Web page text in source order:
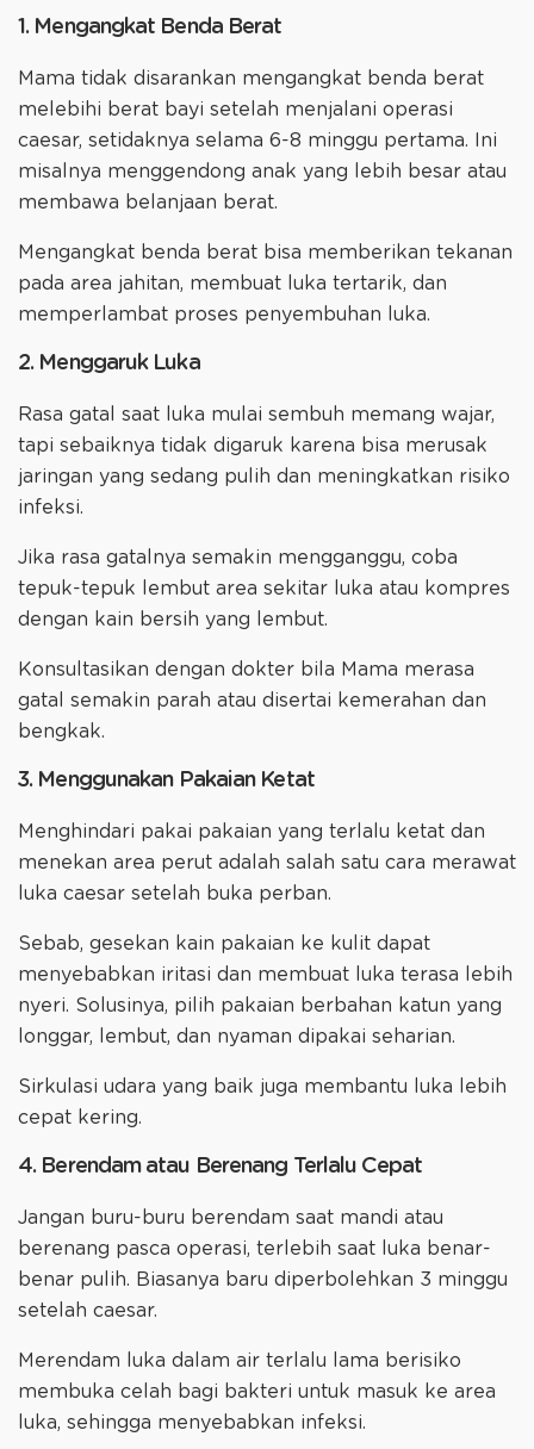
1. Mengangkat Benda Berat
Mama tidak disarankan mengangkat benda berat
melebihi berat bayi setelah menjalani operasi
caesar, setidaknya selama 6-8 minggu pertama. Ini
misalnya menggendong anak yang lebih besar atau
membawa belanjaan berat.
Mengangkat benda berat bisa memberikan tekanan
pada area jahitan, membuat luka tertarik, dan
memperlambat proses penyembuhan luka.
2. Menggaruk Luka
Rasa gatal saat luka mulai sembuh memang wajar,
tapi sebaiknya tidak digaruk karena bisa merusak
jaringan yang sedang pulih dan meningkatkan risiko
infeksi.
Jika rasa gatalnya semakin mengganggu, coba
tepuk-tepuk lembut area sekitar luka atau kompres
dengan kain bersih yang lembut.
Konsultasikan dengan dokter bila Mama merasa
gatal semakin parah atau disertai kemerahan dan
bengkak.
3. Menggunakan Pakaian Ketat
Menghindari pakai pakaian yang terlalu ketat dan
menekan area perut adalah salah satu cara merawat
luka caesar setelah buka perban.
Sebab, gesekan kain pakaian ke kulit dapat
menyebabkan iritasi dan membuat luka terasa lebih
nyeri. Solusinya, pilih pakaian berbahan katun yang
longgar, lembut, dan nyaman dipakai seharian.
Sirkulasi udara yang baik juga membantu luka lebih
cepat kering.
4. Berendam atau Berenang Terlalu Cepat
Jangan buru-buru berendam saat mandi atau
berenang pasca operasi, terlebih saat luka benar-
benar pulih. Biasanya baru diperbolehkan 3 minggu
setelah caesar.
Merendam luka dalam air terlalu lama berisiko
membuka celah bagi bakteri untuk masuk ke area
luka, sehingga menyebabkan infeksi.